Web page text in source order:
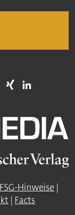
Hinweise |
| Facts